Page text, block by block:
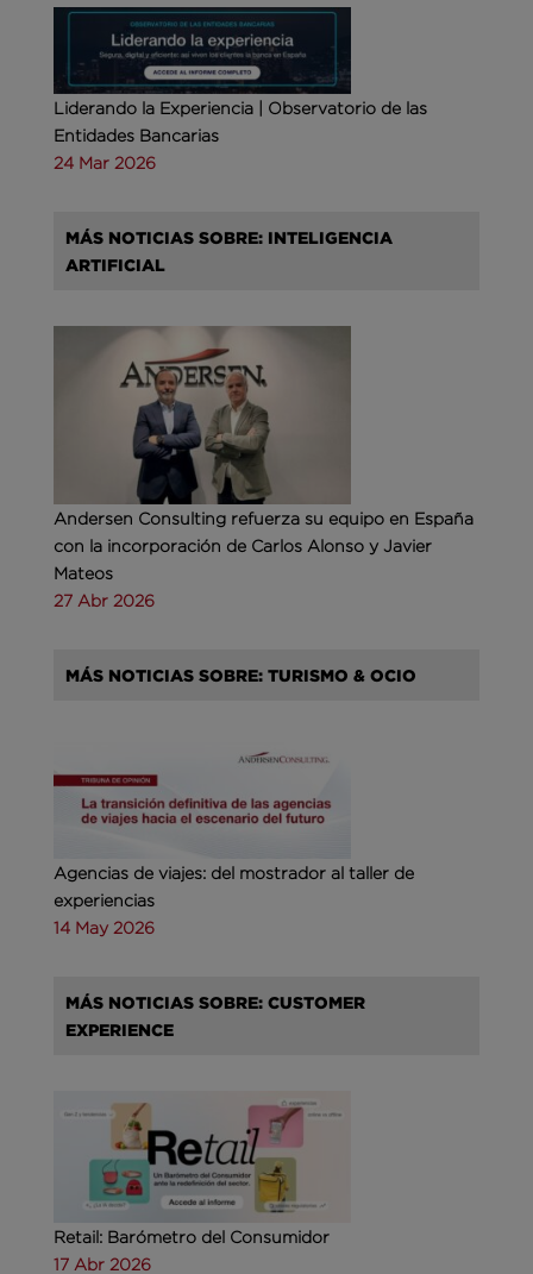
Liderando la Experiencia | Observatorio de las
Entidades Bancarias
24 Mar 2026
MÁS NOTICIAS SOBRE: INTELIGENCIA
ARTIFICIAL
Andersen Consulting refuerza su equipo en España
con la incorporación de Carlos Alonso y Javier
Mateos
27 Abr 2026
MÁS NOTICIAS SOBRE: TURISMO & OCIO
Agencias de viajes: del mostrador al taller de
experiencias
14 May 2026
MÁS NOTICIAS SOBRE: CUSTOMER
EXPERIENCE
Retail: Barómetro del Consumidor
17 Abr 2026